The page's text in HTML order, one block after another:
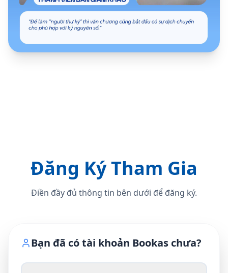
Đăng Ký Tham Gia
Điền đầy đủ thông tin bên dưới để đăng ký.
Bạn đã có tài khoản Bookas chưa?